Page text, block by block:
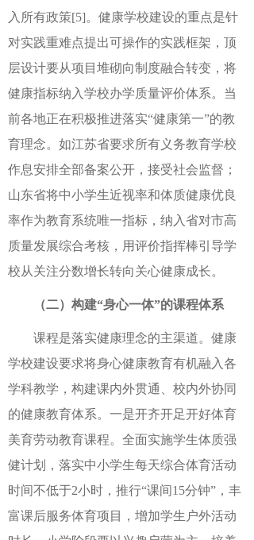
入所有政策[5]。健康学校建设的重点是针
对实践重难点提出可操作的实践框架，顶
层设计要从项目堆砌向制度融合转变，将
健康指标纳入学校办学质量评价体系。当
前各地正在积极推进落实“健康第一”的教
育理念。如江苏省要求所有义务教育学校
作息安排全部备案公开，接受社会监督；
山东省将中小学生近视率和体质健康优良
率作为教育系统唯一指标，纳入省对市高
质量发展综合考核，用评价指挥棒引导学
校从关注分数增长转向关心健康成长。
（二）构建“身心一体”的课程体系
课程是落实健康理念的主渠道。健康
学校建设要求将身心健康教育有机融入各
学科教学，构建课内外贯通、校内外协同
的健康教育体系。一是开齐开足开好体育
美育劳动教育课程。全面实施学生体质强
健计划，落实中小学生每天综合体育活动
时间不低于2小时，推行“课间 15分钟”，丰
富课后服务体育项目，增加学生户外活动